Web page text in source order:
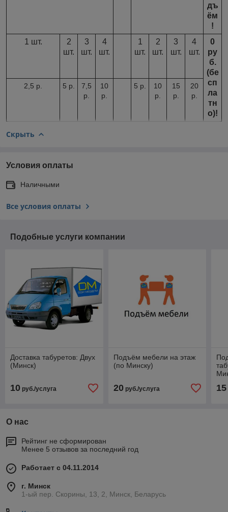
дъ
ём
!
1 шт.
2
шт.
3
шт.
4
шт.
1
шт.
2
шт.
3
шт.
4
шт.
0
ру
б.
(бе
сп
ла
тн
о)!
2,5 р. 5 р.
7,5
р.
10
р.
5 р.
10
р.
15
р.
20
р.
Скрыть
Условия оплаты
Наличными
Все условия оплаты
Подобные услуги компании
Доставка табуретов: Двух
(Минск)
10 руб./услуга
Подъём мебели на этаж
(по Минску)
20руб./услуга 15
О нас
Рейтинг не сформирован
Менее 5 отзывов за последний год
Работает с 04.11.2014
г. Минск
1-ый пер. Скорины, 13, 2, Минск, Беларусь